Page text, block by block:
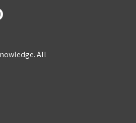
All